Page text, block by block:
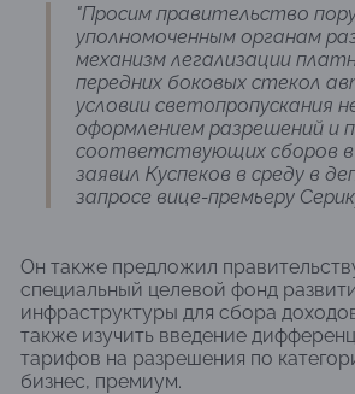
"Просим правительство
уполномоченным органам
механизм легализации
передних боковых стекол
условии светопропускания
оформлением разрешений и
соответствующих сборов
заявил Куспеков в среду в
запросе вице-премьеру
Он также предложил
специальный целевой фонд
инфраструктуры для сбора
также изучить введение
тарифов на разрешения по
бизнес, премиум.